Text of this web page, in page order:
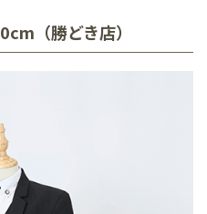
（勝どき店）